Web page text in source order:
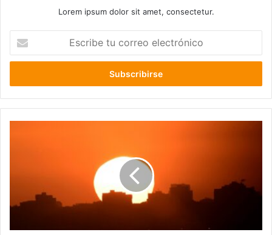
Lorem ipsum dolor sit amet, consectetur.
correo
de
más